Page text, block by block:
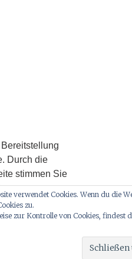
Durch die
stimmen Sie
zu.
entlang.
verwendet Cookies. Wenn du die
zu.
zur Kontrolle von Cookies, findest